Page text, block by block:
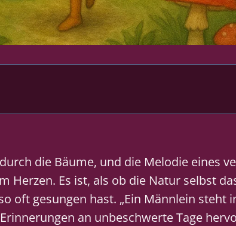
die Bäume, und die Melodie eines
Herzen. Es ist, als ob die Natur selbst
oft gesungen hast. „Ein Männlein steht
an unbeschwerte Tage